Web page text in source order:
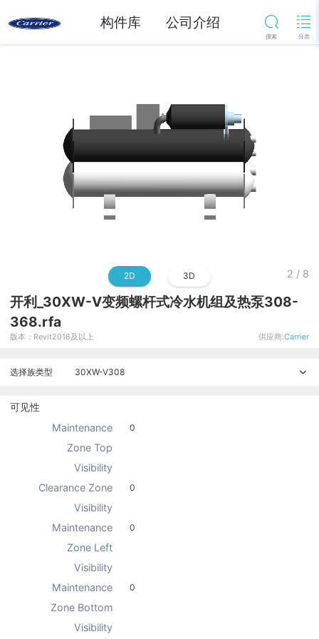
构件库 公司介绍
2 / 8
2D 3D
开利_30XW-V变频螺杆式冷水机组及热泵308-
368.rfa
版本：Revit2016及以上 供应商:Carrier
选择族类型 30XW-V308
可见性
Maintenance
Zone Top
Visibility
0
Clearance Zone
Visibility
0
Maintenance
Zone Left
Visibility
0
Maintenance
Zone Bottom
Visibility
0